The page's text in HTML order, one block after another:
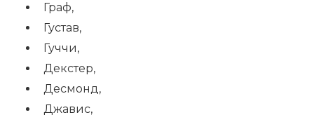
Граф,
Густав,
Гуччи,
Декстер,
Десмонд,
Джавис,